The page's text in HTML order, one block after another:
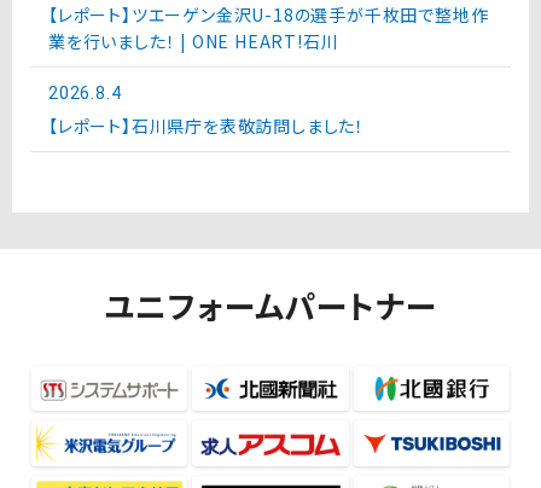
【レポート】ツエーゲン金沢U-18の選手が千枚田で整地作
業を行いました！ | ONE HEART!石川
2026.8.4
【レポート】石川県庁を表敬訪問しました！
ユニフォームパートナー